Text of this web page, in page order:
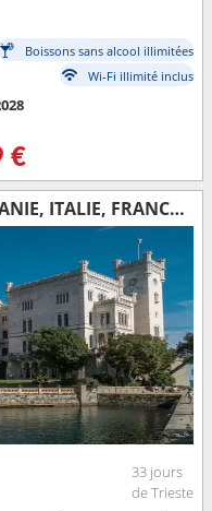
Boissons sans alcool illimitées
Wi-Fi illimité inclus
€
CROATIE, MONTÉNÉGRO, ALBANIE, ITALIE, FRANCE, IBIZA, MAJORQUE, ESPAGNE, PORTUGAL, ROYAUME-UNI, ÉTATS-UNIS
33 jours
de Trieste